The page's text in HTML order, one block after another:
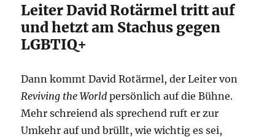
Leiter David Rotärmel tritt auf
und hetzt am Stachus gegen
LGBTIQ+
Dann kommt David Rotärmel, der Leiter von
Reviving the World persönlich auf die Bühne.
Mehr schreiend als sprechend ruft er zur
Umkehr auf und brüllt, wie wichtig es sei,